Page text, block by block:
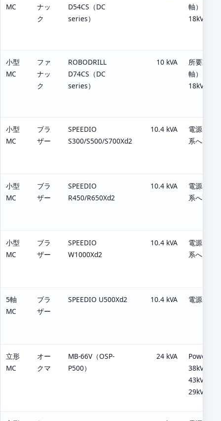
MC
ナッ
ク
D54CS（DC
series）
軸）、
18kVA（
小型
MC
ファ
ナッ
ク
ROBODRILL
D74CS（DC
series）
10 kVA
所要動力
軸）、
18kVA（
小型
MC
ブラ
ザー
SPEEDIO
S300/S500/S700Xd2
10.4 kVA
電源容量
系へ更新
小型
MC
ブラ
ザー
SPEEDIO
R450/R650Xd2
10.4 kVA
電源容量
系へ更新
小型
MC
ブラ
ザー
SPEEDIO
W1000Xd2
10.4 kVA
電源容量
系へ更新
5軸
MC
ブラ
ザー
SPEEDIO U500Xd2 10.4 kVA 電源容量
立形
MC
オー
クマ
MB-66V（OSP-
P500）
24 kVA
Power
38kVA（
43kVA（
29kVA（